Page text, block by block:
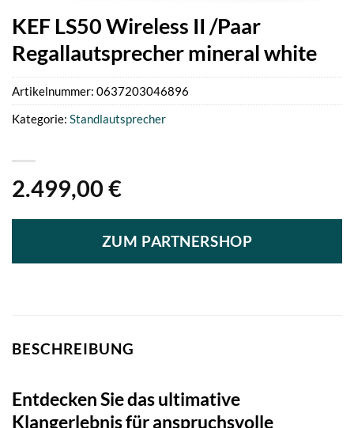
KEF LS50 Wireless II /Paar
Regallautsprecher mineral white
2.499,00 €
ZUM PARTNERSHOP
Artikelnummer: 0637203046896
Kategorie: Standlautsprecher
BESCHREIBUNG
Entdecken Sie das ultimative
Klangerlebnis für anspruchsvolle